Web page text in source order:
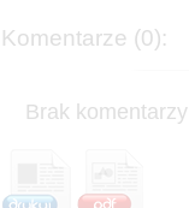
Komentarze (0):
Brak